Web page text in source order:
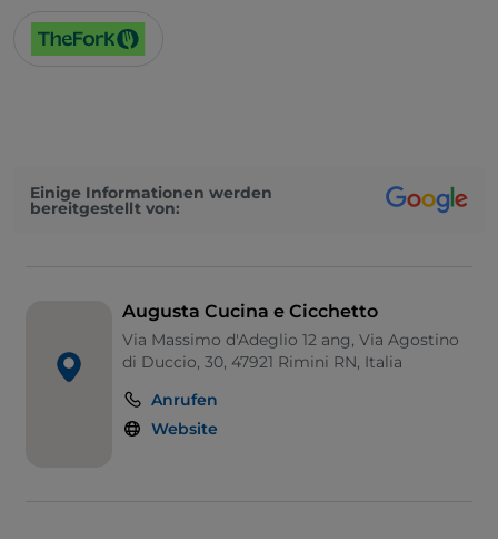
Einige Informationen werden
bereitgestellt von:
Augusta Cucina e Cicchetto
Via Massimo d'Adeglio 12 ang, Via Agostino
di Duccio, 30, 47921 Rimini RN, Italia
Anrufen
Website